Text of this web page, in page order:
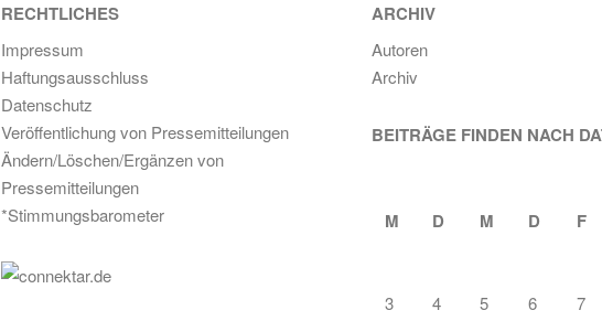
RECHTLICHES
Impressum
Haftungsausschluss
Datenschutz
Veröffentlichung von Pressemitteilungen
Ändern/Löschen/Ergänzen von
Pressemitteilungen
*Stimmungsbarometer
ARCHIV
Autoren
Archiv
BEITRÄGE FINDEN NACH
M D M D F
3 4 5 6
7